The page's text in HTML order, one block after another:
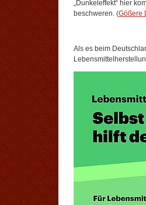
„Dunkeleffekt“ hier
beschweren. (Gößere
Als es beim